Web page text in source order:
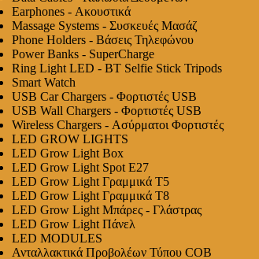
Earphones - Ακουστικά
Massage Systems - Συσκευές Μασάζ
Phone Holders - Βάσεις Τηλεφώνου
Power Banks - SuperCharge
Ring Light LED - BT Selfie Stick Tripods
Smart Watch
USB Car Chargers - Φορτιστές USB
USB Wall Chargers - Φορτιστές USB
Wireless Chargers - Ασύρματοι Φορτιστές
LED GROW LIGHTS
LED Grow Light Box
LED Grow Light Spot E27
LED Grow Light Γραμμικά T5
LED Grow Light Γραμμικά T8
LED Grow Light Μπάρες - Γλάστρας
LED Grow Light Πάνελ
LED MODULES
Ανταλλακτικά Προβολέων Τύπου COB